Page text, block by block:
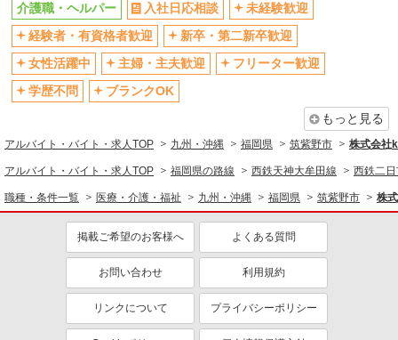
介護職・ヘルパー 入社日応相談
未経験歓迎
経験者・有資格者歓迎
新卒・第二新卒歓迎
女性活躍中
主婦・主夫歓迎
フリーター歓迎
学歴不問
ブランクOK
もっと見る
アルバイト・バイト・求人TOP 九州・沖縄 福岡県 筑紫野市 株式会社
アルバイト・バイト・求人TOP 福岡県の路線 西鉄天神大牟田線 西鉄二
職種・条件一覧 医療・介護・福祉 九州・沖縄 福岡県 筑紫野市 株
掲載ご希望のお客様へ よくある質問
お問い合わせ 利用規約
リンクについて プライバシーポリシー